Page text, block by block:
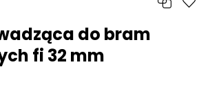
do bram
fi 32 mm